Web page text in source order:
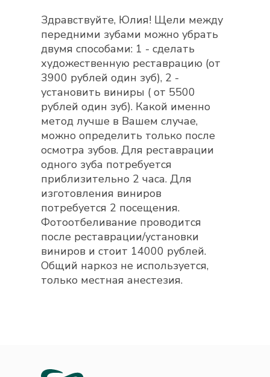
Здравствуйте, Юлия! Щели между
передними зубами можно убрать
двумя способами: 1 - сделать
художественную реставрацию (от
3900 рублей один зуб), 2 -
установить виниры ( от 5500
рублей один зуб). Какой именно
метод лучше в Вашем случае,
можно определить только после
осмотра зубов. Для реставрации
одного зуба потребуется
приблизительно 2 часа. Для
изготовления виниров
потребуется 2 посещения.
Фотоотбеливание проводится
после реставрации/установки
виниров и стоит 14000 рублей.
Общий наркоз не используется,
только местная анестезия.